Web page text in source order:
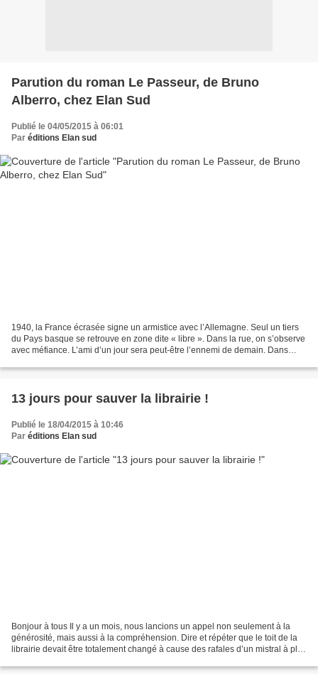
Parution du roman Le Passeur, de Bruno
Alberro, chez Elan Sud
Publié le 04/05/2015 à 06:01
Par éditions Elan sud
1940, la France écrasée signe un armistice avec l’Allemagne. Seul un tiers
du Pays basque se retrouve en zone dite « libre ». Dans la rue, on s’observe
avec méfiance. L’ami d’un jour sera peut-être l’ennemi de demain. Dans
13 jours pour sauver la librairie !
Publié le 18/04/2015 à 10:46
Par éditions Elan sud
Bonjour à tous Il y a un mois, nous lancions un appel non seulement à la
générosité, mais aussi à la compréhension. Dire et répéter que le toit de la
librairie devait être totalement changé à cause des rafales d’un mistral à plus